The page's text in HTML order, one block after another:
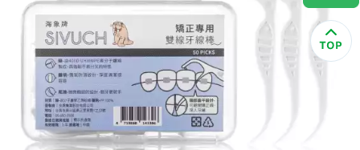
醫材用品
成人照護
美容／個人清潔
食品／健康食補
紅利點數查詢
購物金查詢
優惠券領取
優惠券查詢